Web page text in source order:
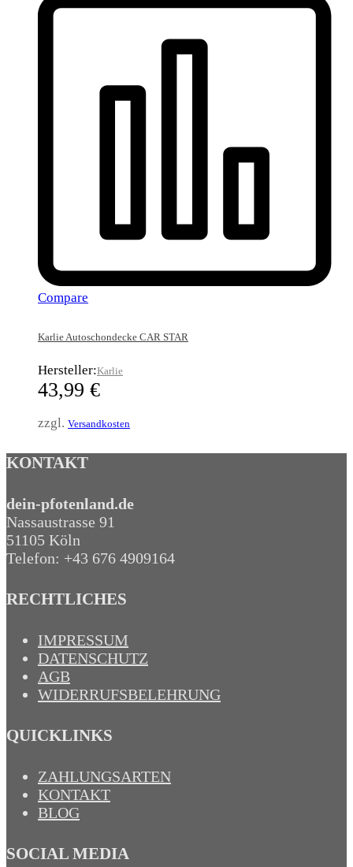
Compare
Karlie Autoschondecke CAR STAR
Hersteller:Karlie
43,99 €
zzgl. Versandkosten
KONTAKT
dein-pfotenland.de
Nassaustrasse 91
51105 Köln
Telefon: +43 676 4909164‬
RECHTLICHES
IMPRESSUM
DATENSCHUTZ
AGB
WIDERRUFSBELEHRUNG
QUICKLINKS
ZAHLUNGSARTEN
KONTAKT
BLOG
SOCIAL MEDIA